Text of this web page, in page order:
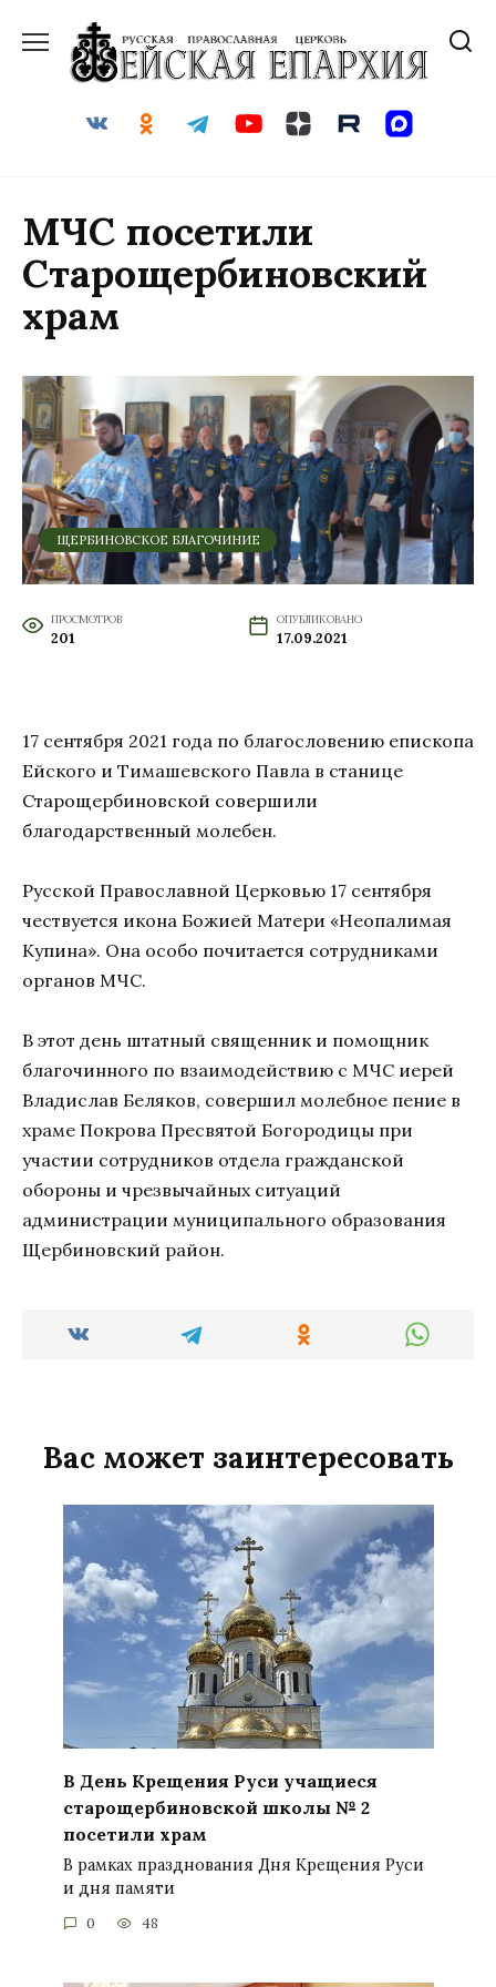
содержанию
МЧС посетили
Старощербиновский
храм
ЩЕРБИНОВСКОЕ БЛАГОЧИНИЕ
ПРОСМОТРОВ
201
ОПУБЛИКОВАНО
17.09.2021
17 сентября 2021 года по благословению епископа
Ейского и Тимашевского Павла в станице
Старощербиновской совершили
благодарственный молебен.
Русской Православной Церковью 17 сентября
чествуется икона Божией Матери «Неопалимая
Купина». Она особо почитается сотрудниками
органов МЧС.
В этот день штатный священник и помощник
благочинного по взаимодействию с МЧС иерей
Владислав Беляков, совершил молебное пение в
храме Покрова Пресвятой Богородицы при
участии сотрудников отдела гражданской
обороны и чрезвычайных ситуаций
администрации муниципального образования
Щербиновский район.
Вас может заинтересовать
В День Крещения Руси учащиеся
старощербиновской школы № 2
посетили храм
В рамках празднования Дня Крещения Руси
и дня памяти
0 48